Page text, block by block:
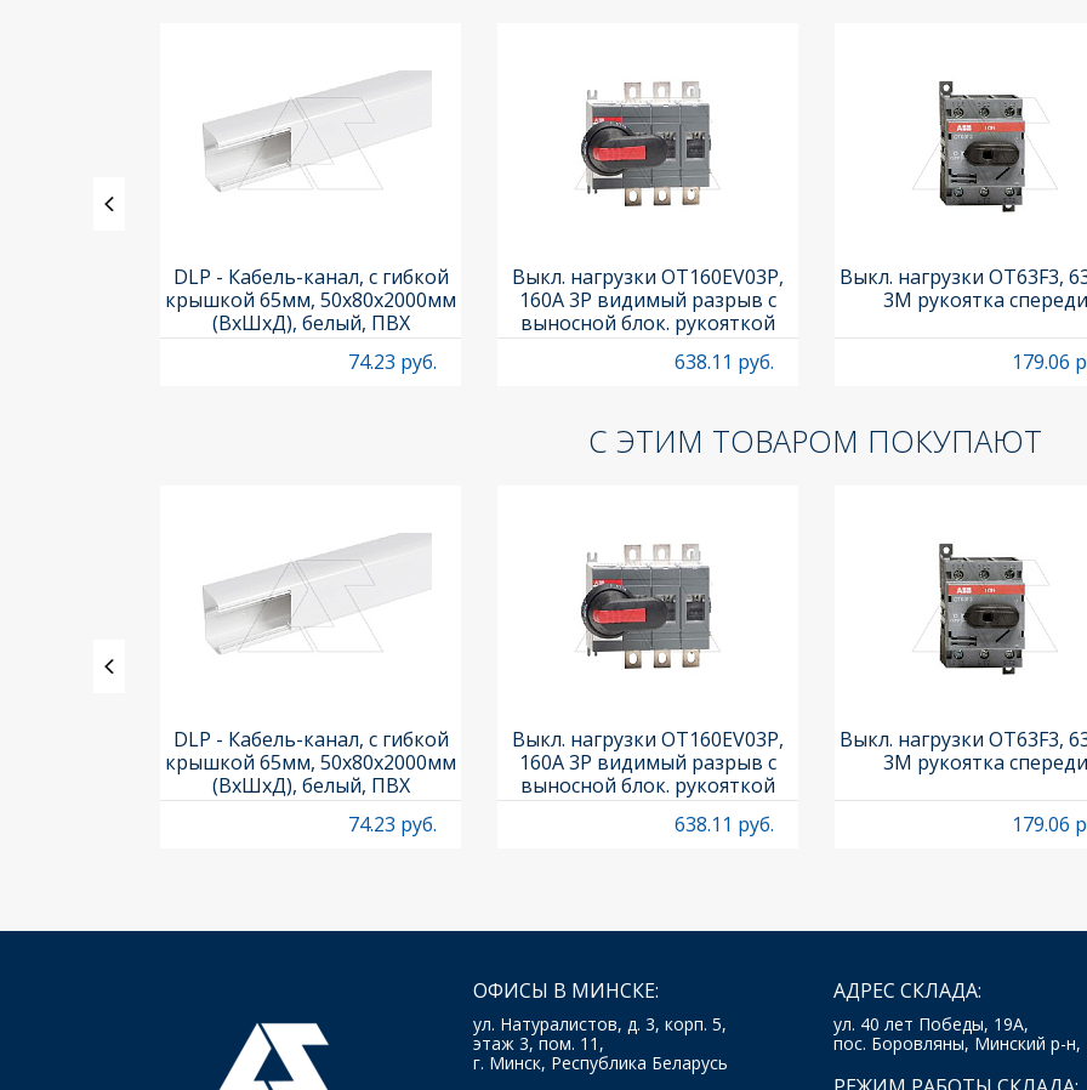
DLP - Кабель-канал, с гибкой
крышкой 65мм, 50x80х2000мм
(ВхШхД), белый, ПВХ
74.23 руб.
Выкл. нагрузки OT160EV03P,
160A 3P видимый разрыв с
выносной блок. рукояткой
OHB65J6 и осью OXP6X210
638.11 руб.
Выкл. нагрузки OT63F3,
3M рукоятка спереди
179.06
С ЭТИМ ТОВАРОМ ПОКУПАЮТ
DLP - Кабель-канал, с гибкой
крышкой 65мм, 50x80х2000мм
(ВхШхД), белый, ПВХ
74.23 руб.
Выкл. нагрузки OT160EV03P,
160A 3P видимый разрыв с
выносной блок. рукояткой
OHB65J6 и осью OXP6X210
638.11 руб.
Выкл. нагрузки OT63F3,
3M рукоятка спереди
179.06
ОФИСЫ В МИНСКЕ:
ул. Натуралистов, д. 3, корп. 5,
этаж 3, пом. 11,
г. Минск, Республика Беларусь
АДРЕС СКЛАДА:
ул. 40 лет Победы, 19А,
пос. Боровляны, Минский р-н,